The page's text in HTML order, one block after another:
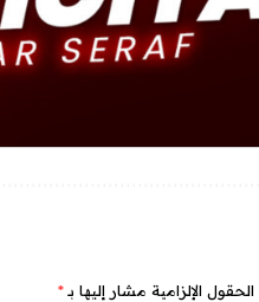
الحقول الإلزامية مشار إليها بـ*